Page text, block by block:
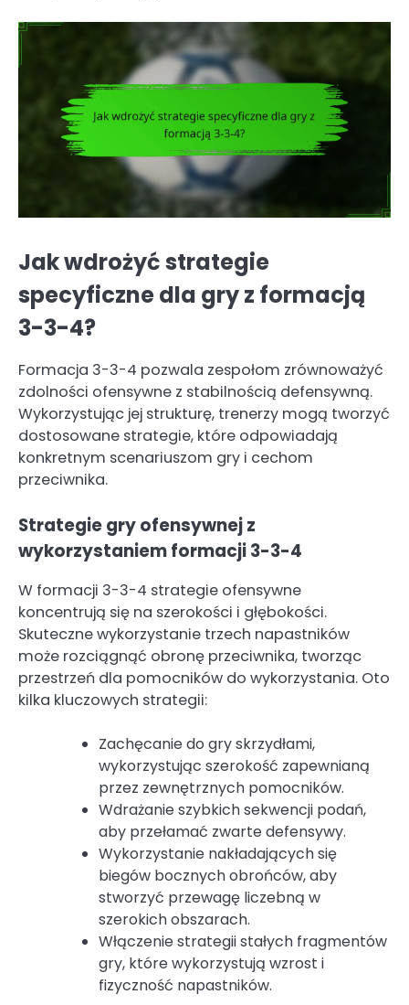
Jak wdrożyć strategie
specyficzne dla gry z formacją
3-3-4?
Formacja 3-3-4 pozwala zespołom zrównoważyć
zdolności ofensywne z stabilnością defensywną.
Wykorzystując jej strukturę, trenerzy mogą tworzyć
dostosowane strategie, które odpowiadają
konkretnym scenariuszom gry i cechom
przeciwnika.
Strategie gry ofensywnej z
wykorzystaniem formacji 3-3-4
W formacji 3-3-4 strategie ofensywne
koncentrują się na szerokości i głębokości.
Skuteczne wykorzystanie trzech napastników
może rozciągnąć obronę przeciwnika, tworząc
przestrzeń dla pomocników do wykorzystania. Oto
kilka kluczowych strategii:
Zachęcanie do gry skrzydłami,
wykorzystując szerokość zapewnianą
przez zewnętrznych pomocników.
Wdrażanie szybkich sekwencji podań,
aby przełamać zwarte defensywy.
Wykorzystanie nakładających się
biegów bocznych obrońców, aby
stworzyć przewagę liczebną w
szerokich obszarach.
Włączenie strategii stałych fragmentów
gry, które wykorzystują wzrost i
fizyczność napastników.